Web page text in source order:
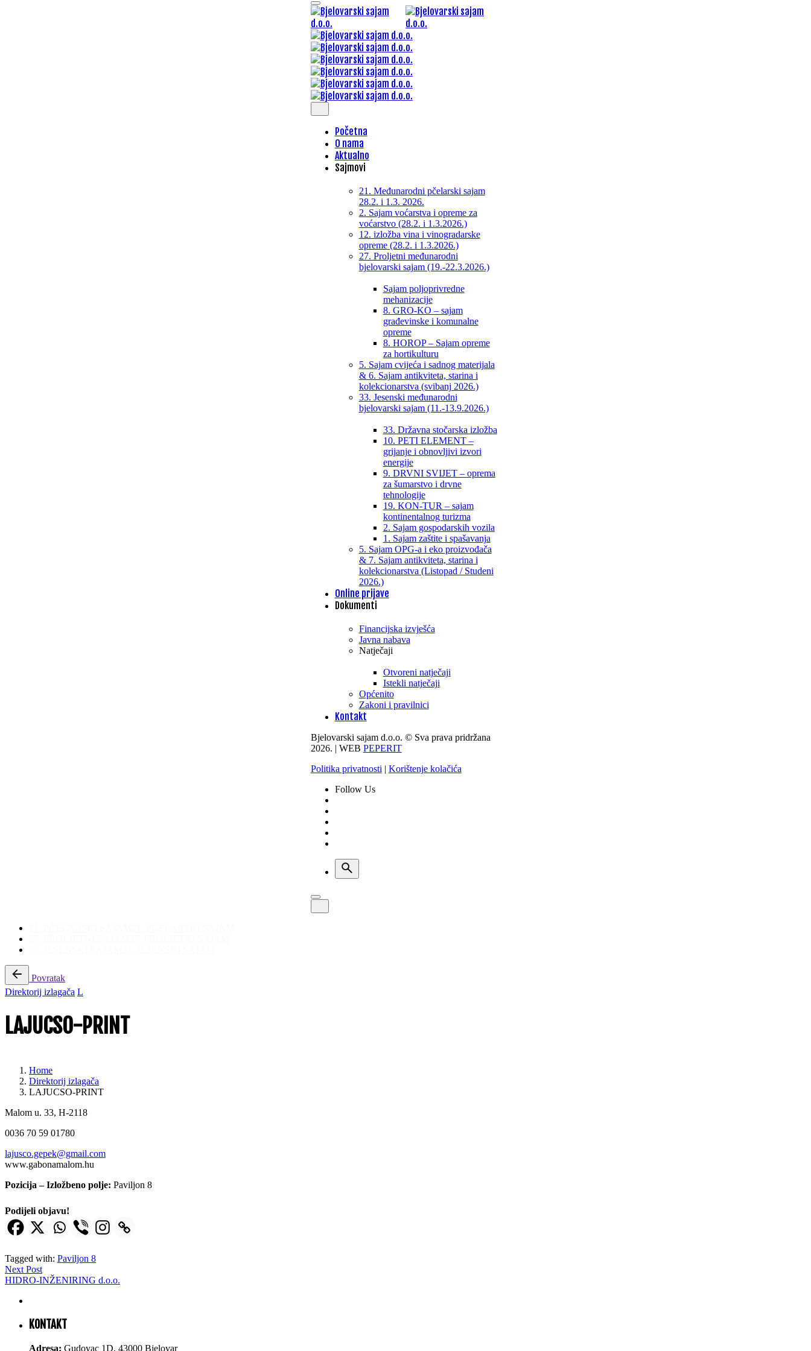
Početna
O nama
Aktualno
Sajmovi
21. Međunarodni pčelarski sajam
28.2. i 1.3. 2026.
2. Sajam voćarstva i opreme za
voćarstvo (28.2. i 1.3.2026.)
12. izložba vina i vinogradarske
opreme (28.2. i 1.3.2026.)
27. Proljetni međunarodni
bjelovarski sajam (19.-22.3.2026.)
Sajam poljoprivredne
mehanizacije
8. GRO-KO – sajam
građevinske i komunalne
opreme
8. HOROP – Sajam opreme
za hortikulturu
5. Sajam cvijeća i sadnog materijala
& 6. Sajam antikviteta, starina i
kolekcionarstva (svibanj 2026.)
33. Jesenski međunarodni
bjelovarski sajam (11.-13.9.2026.)
33. Državna stočarska izložba
10. PETI ELEMENT –
grijanje i obnovljivi izvori
energije
9. DRVNI SVIJET – oprema
za šumarstvo i drvne
tehnologije
19. KON-TUR – sajam
kontinentalnog turizma
2. Sajam gospodarskih vozila
1. Sajam zaštite i spašavanja
5. Sajam OPG-a i eko proizvođača
& 7. Sajam antikviteta, starina i
kolekcionarstva (Listopad / Studeni
2026.)
Online prijave
Dokumenti
Financijska izvješća
Javna nabava
Natječaji
Otvoreni natječaji
Istekli natječaji
Općenito
Zakoni i pravilnici
Kontakt
Bjelovarski sajam d.o.o. © Sva prava pridržana
2026. | WEB PEPERIT
Politika privatnosti | Korištenje kolačića
Follow Us
Povratak
Direktorij izlagača L
LAJUCSO-PRINT
Home
Direktorij izlagača
LAJUCSO-PRINT
Malom u. 33, H-2118
0036 70 59 01780
lajusco.gepek@gmail.com
www.gabonamalom.hu
Pozicija – Izložbeno polje: Paviljon 8
Podijeli objavu!
Tagged with: Paviljon 8
Next Post
HIDRO-INŽENIRING d.o.o.
KONTAKT
Adresa: Gudovac 1D, 43000 Bjelovar